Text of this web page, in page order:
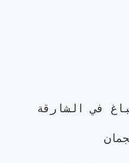
في الشارقة